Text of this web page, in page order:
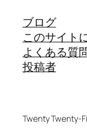
ブログ
このサイト
よくある質
投稿者
Twenty Twenty-